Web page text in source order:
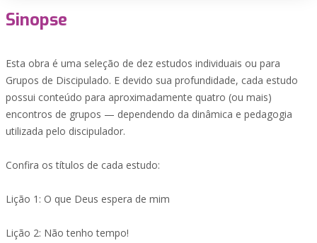
Sinopse
Esta obra é uma seleção de dez estudos individuais ou para
Grupos de Discipulado. E devido sua profundidade, cada estudo
possui conteúdo para aproximadamente quatro (ou mais)
encontros de grupos — dependendo da dinâmica e pedagogia
utilizada pelo discipulador.
Confira os títulos de cada estudo:
Lição 1: O que Deus espera de mim
Lição 2: Não tenho tempo!